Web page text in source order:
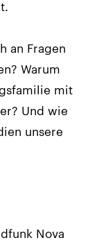
an Fragen
Warum
mit
Und wie
unsere
Nova